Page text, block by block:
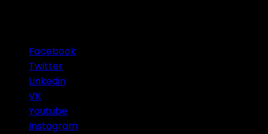
Facebook
Twitter
Linkedin
VK
Youtube
Instagram